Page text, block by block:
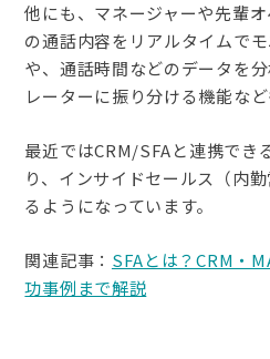
他にも、マネージャーや先輩
の通話内容をリアルタイムで
や、通話時間などのデータを
レーターに振り分ける機能など
最近ではCRM/SFAと連携でき
り、インサイドセールス（内
るようになっています。
関連記事： SFAとは？CRM・
功事例まで解説